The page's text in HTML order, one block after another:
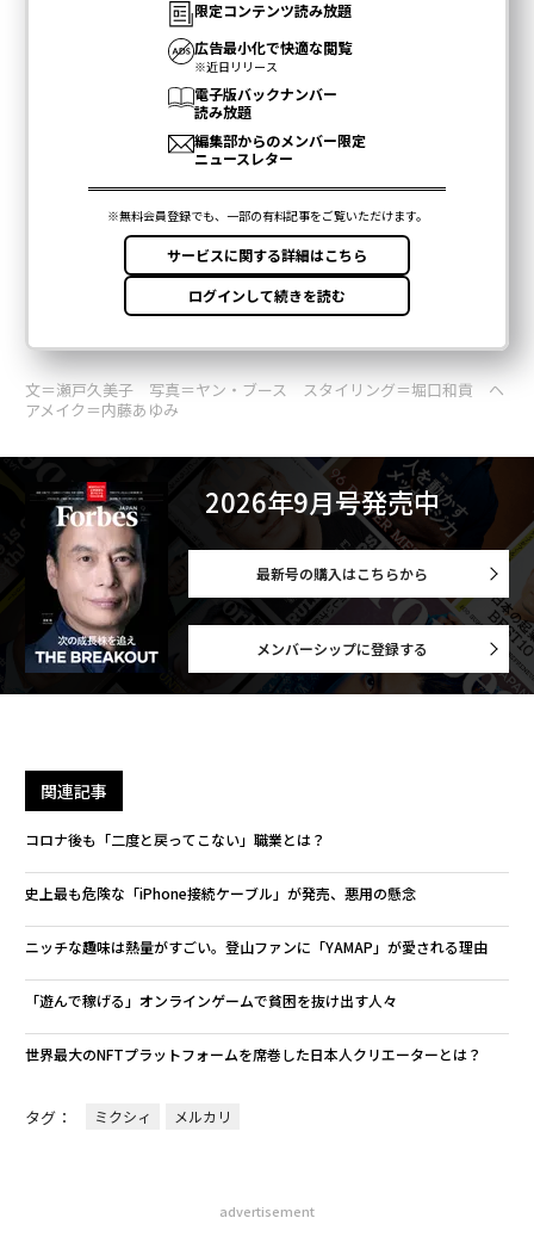
文＝瀬戸久美子 写真＝ヤン・ブース スタイリング＝堀口和貢 ヘ
アメイク＝内藤あゆみ
2026年9月号発売中
最新号の購入はこちらから
メンバーシップに登録する
関連記事
コロナ後も「二度と戻ってこない」職業とは？
史上最も危険な「iPhone接続ケーブル」が発売、悪用の懸念
ニッチな趣味は熱量がすごい。登山ファンに「YAMAP」が愛される理由
「遊んで稼げる」オンラインゲームで貧困を抜け出す人々
世界最大のNFTプラットフォームを席巻した日本人クリエーターとは？
タグ： ミクシィ メルカリ
advertisement